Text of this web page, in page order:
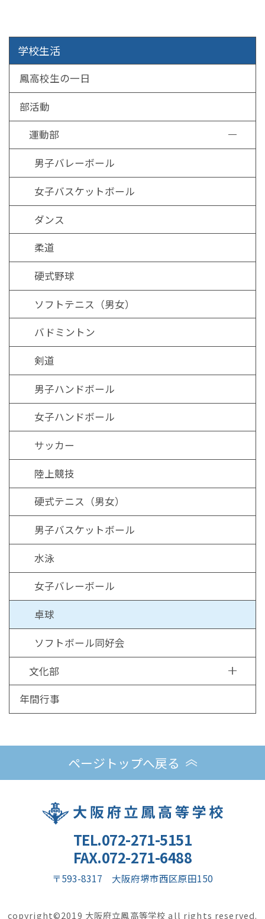
学校生活
鳳高校生の一日
部活動
運動部
男子バレーボール
女子バスケットボール
ダンス
柔道
硬式野球
ソフトテニス（男女）
バドミントン
剣道
男子ハンドボール
女子ハンドボール
サッカー
陸上競技
硬式テニス（男女）
男子バスケットボール
水泳
女子バレーボール
卓球
ソフトボール同好会
文化部
年間行事
ページトップへ戻る
TEL.072-271-5151
FAX.072-271-6488
〒593-8317 大阪府堺市西区原田150
copyright©2019 大阪府立鳳高等学校 all rights reserved.